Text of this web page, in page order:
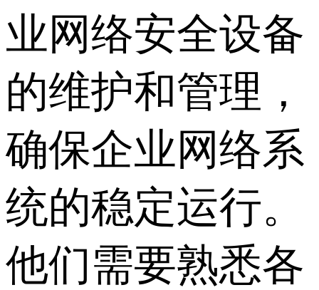
业网络安全设备
的维护和管理，
确保企业网络系
统的稳定运行。
他们需要熟悉各